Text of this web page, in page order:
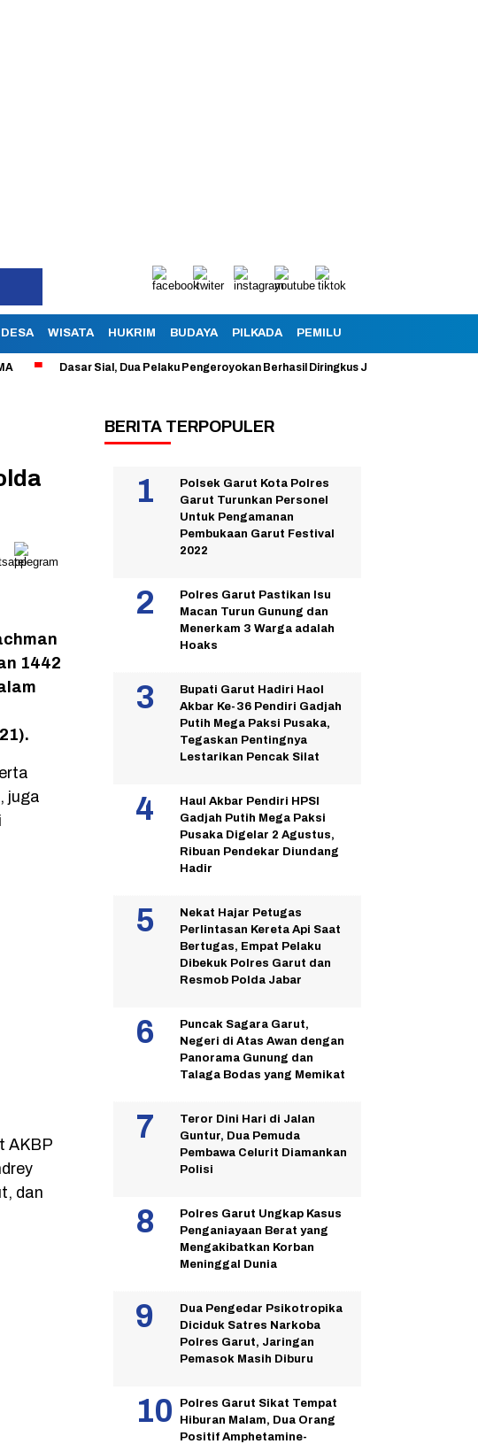
DESA WISATA HUKRIM BUDAYA PILKADA PEMILU
Dasar Sial, Dua Pelaku Pengeroyokan Berhasil Diringkus Jajaran Polsek Garut Kota
1442
juga
AKBP
dan
BERITA TERPOPULER
Polsek Garut Kota Polres
Garut Turunkan Personel
Untuk Pengamanan
Pembukaan Garut Festival
2022
Polres Garut Pastikan Isu
Macan Turun Gunung dan
Menerkam 3 Warga adalah
Hoaks
Bupati Garut Hadiri Haol
Akbar Ke-36 Pendiri Gadjah
Putih Mega Paksi Pusaka,
Tegaskan Pentingnya
Lestarikan Pencak Silat
Haul Akbar Pendiri HPSI
Gadjah Putih Mega Paksi
Pusaka Digelar 2 Agustus,
Ribuan Pendekar Diundang
Hadir
Nekat Hajar Petugas
Perlintasan Kereta Api Saat
Bertugas, Empat Pelaku
Dibekuk Polres Garut dan
Resmob Polda Jabar
Puncak Sagara Garut,
Negeri di Atas Awan dengan
Panorama Gunung dan
Talaga Bodas yang Memikat
Teror Dini Hari di Jalan
Guntur, Dua Pemuda
Pembawa Celurit Diamankan
Polisi
Polres Garut Ungkap Kasus
Penganiayaan Berat yang
Mengakibatkan Korban
Meninggal Dunia
Dua Pengedar Psikotropika
Diciduk Satres Narkoba
Polres Garut, Jaringan
Pemasok Masih Diburu
Polres Garut Sikat Tempat
Hiburan Malam, Dua Orang
Positif Amphetamine-